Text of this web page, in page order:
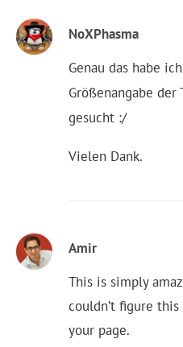
NoXPhasma
Genau das habe
Größenangabe
gesucht :/
Vielen Dank.
Amir
This is simply
couldn’t figure
your page.